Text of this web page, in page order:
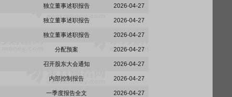
独立董事述职报告 2026-04-27
独立董事述职报告 2026-04-27
独立董事述职报告 2026-04-27
分配预案 2026-04-27
召开股东大会通知 2026-04-27
内部控制报告 2026-04-27
一季度报告全文 2026-04-27